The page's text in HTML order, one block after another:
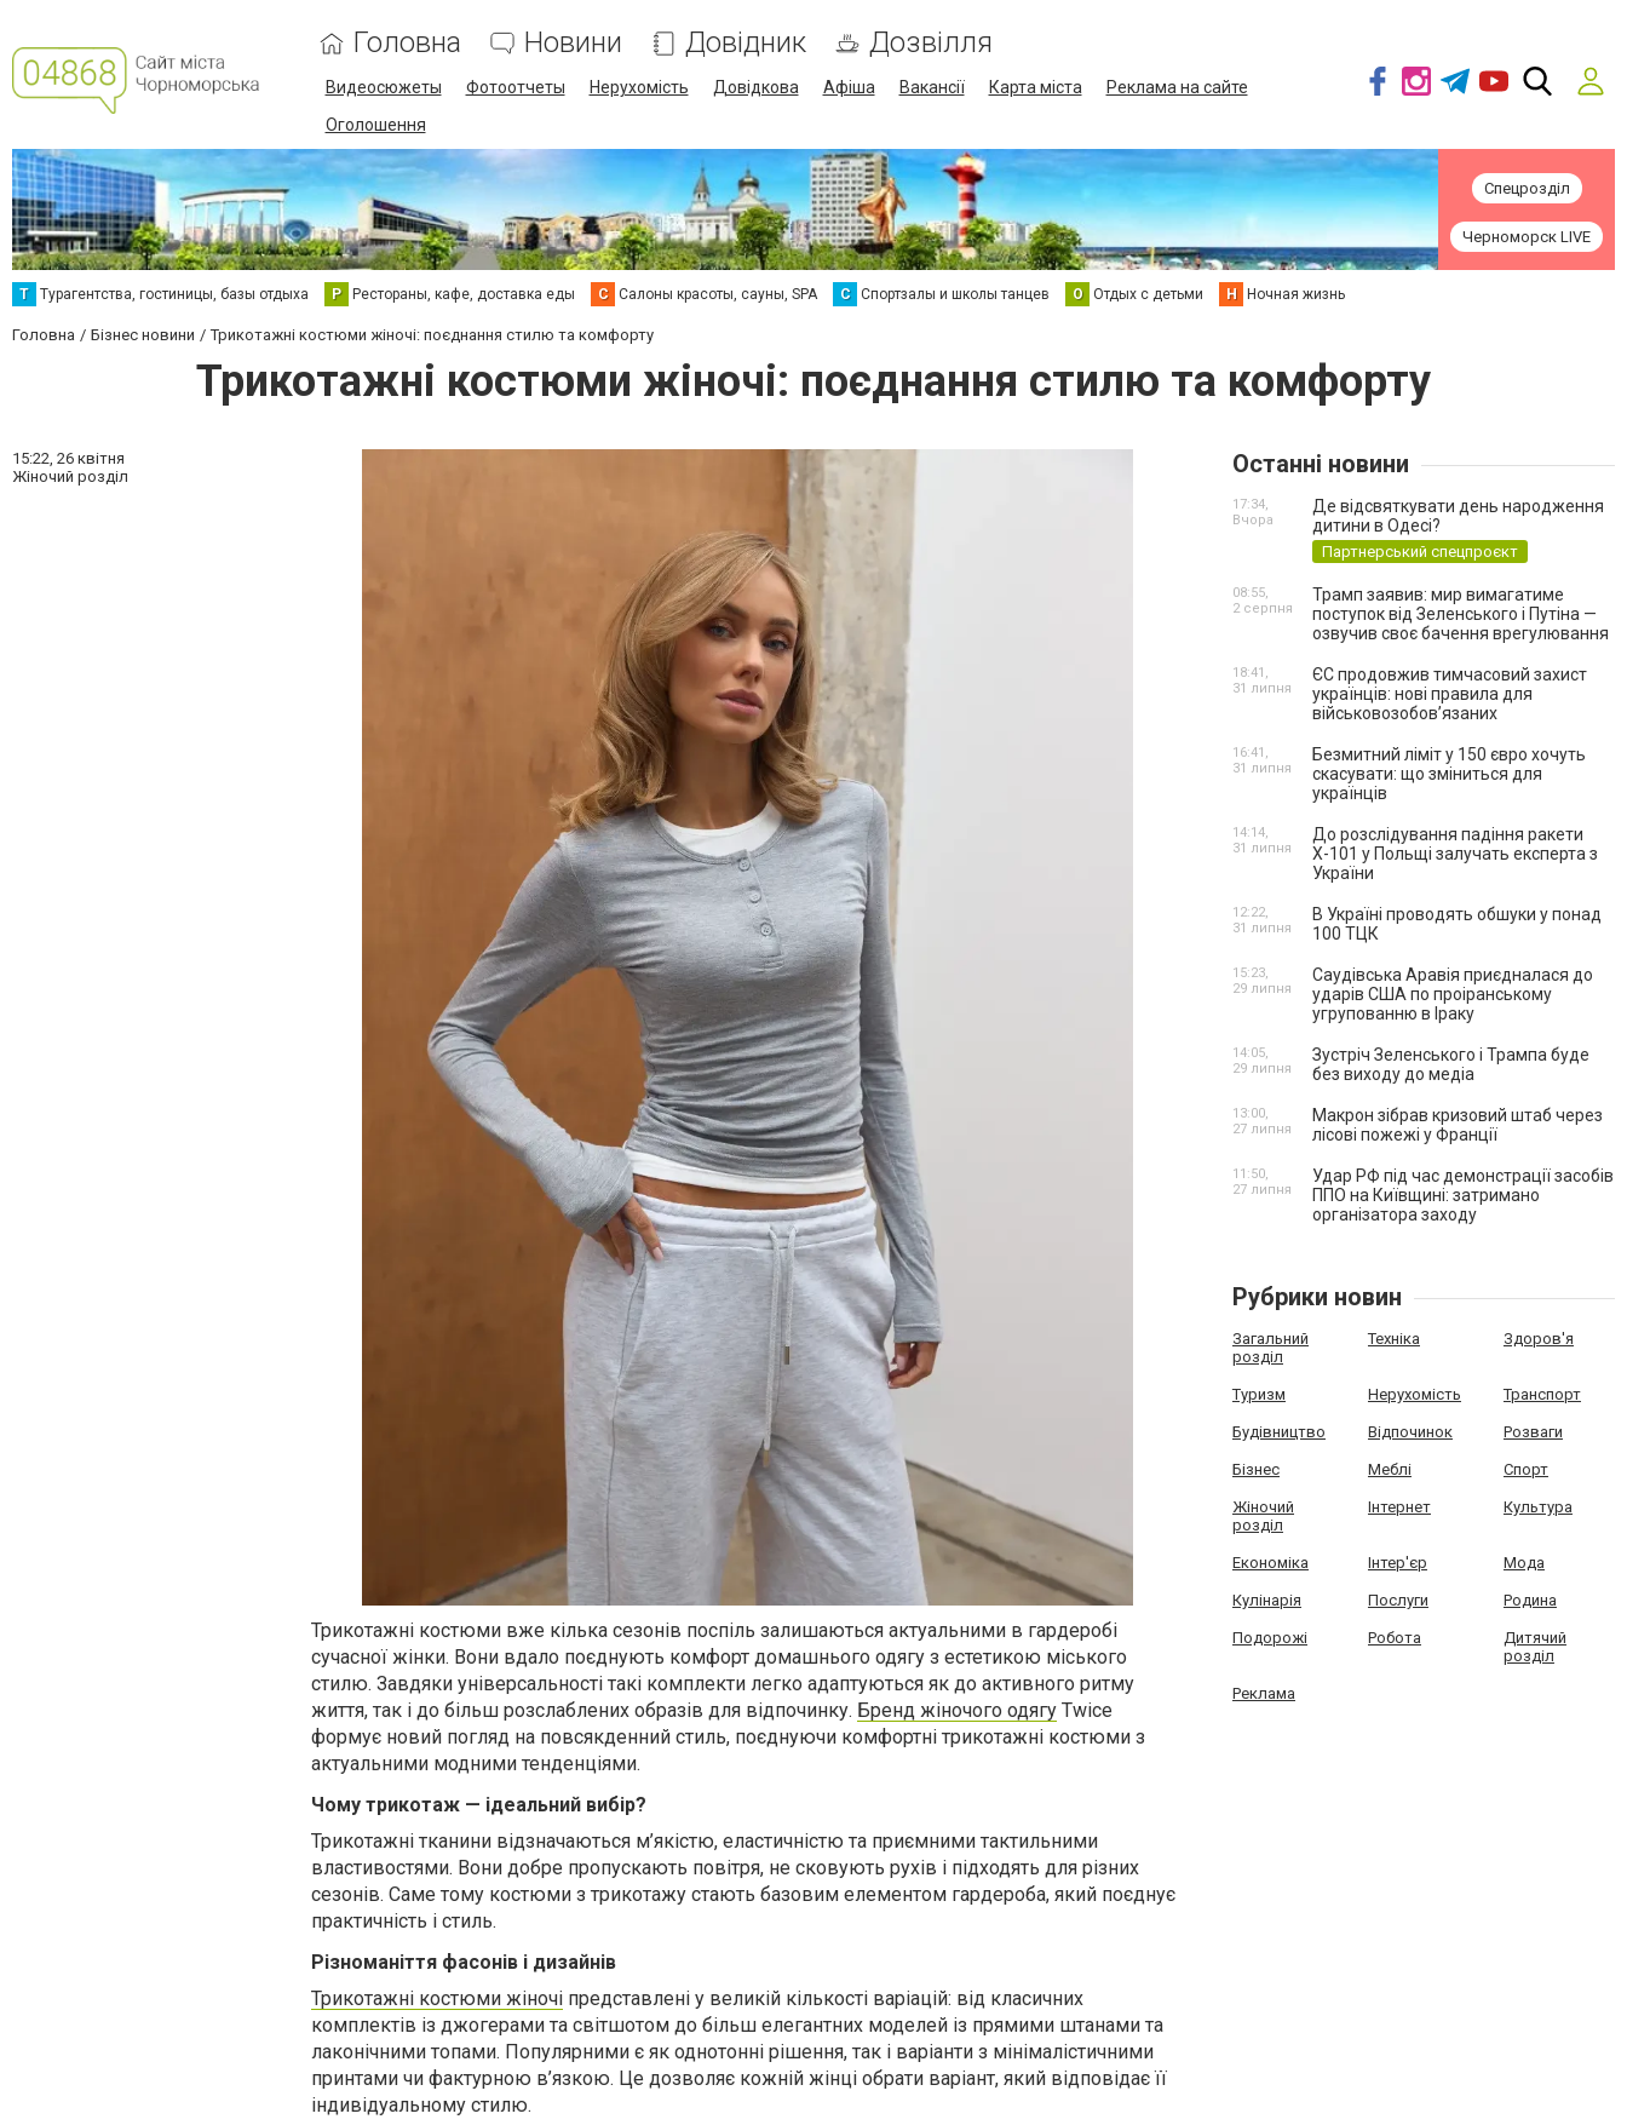
Головна Новини Довідник Дозвілля
Видеосюжеты Фотоотчеты Нерухомість Довідкова Афіша Вакансії Карта міста
Реклама на сайте
Оголошення
Спецрозділ
Черноморск LIVE
Т Турагентства, гостиницы, базы отдыха Р Рестораны, кафе, доставка еды С Салоны красоты, сауны, SPA С Спортзалы и школы танцев О Отдых с детьми Н Ночная жизнь
Головна Бізнес новини Трикотажні костюми жіночі: поєднання стилю та комфорту
Трикотажні костюми жіночі: поєднання стилю та комфорту
15:22, 26 квітня
Жіночий розділ
Трикотажні костюми вже кілька сезонів поспіль залишаються актуальними в гардеробі
сучасної жінки. Вони вдало поєднують комфорт домашнього одягу з естетикою міського
стилю. Завдяки універсальності такі комплекти легко адаптуються як до активного ритму
життя, так і до більш розслаблених образів для відпочинку. Бренд жіночого одягу Twice
формує новий погляд на повсякденний стиль, поєднуючи комфортні трикотажні костюми з
актуальними модними тенденціями.
Чому трикотаж — ідеальний вибір?
Трикотажні тканини відзначаються м’якістю, еластичністю та приємними тактильними
властивостями. Вони добре пропускають повітря, не сковують рухів і підходять для різних
сезонів. Саме тому костюми з трикотажу стають базовим елементом гардероба, який поєднує
практичність і стиль.
Різноманіття фасонів і дизайнів
Трикотажні костюми жіночі представлені у великій кількості варіацій: від класичних
комплектів із джогерами та світшотом до більш елегантних моделей із прямими штанами та
лаконічними топами. Популярними є як однотонні рішення, так і варіанти з мінімалістичними
принтами чи фактурною в’язкою. Це дозволяє кожній жінці обрати варіант, який відповідає її
індивідуальному стилю.
Останні новини
Де відсвяткувати день народження
дитини в Одесі?
Партнерський спецпроєкт
17:34,
Вчора
Трамп заявив: мир вимагатиме
поступок від Зеленського і Путіна —
озвучив своє бачення врегулювання
08:55,
2 серпня
ЄС продовжив тимчасовий захист
українців: нові правила для
військовозобов’язаних
18:41,
31 липня
Безмитний ліміт у 150 євро хочуть
скасувати: що зміниться для
українців
16:41,
31 липня
До розслідування падіння ракети
Х-101 у Польщі залучать експерта з
України
14:14,
31 липня
В Україні проводять обшуки у понад
100 ТЦК
12:22,
31 липня
Саудівська Аравія приєдналася до
ударів США по проіранському
угрупованню в Іраку
15:23,
29 липня
Зустріч Зеленського і Трампа буде
без виходу до медіа
14:05,
29 липня
Макрон зібрав кризовий штаб через
лісові пожежі у Франції
13:00,
27 липня
Удар РФ під час демонстрації засобів
ППО на Київщині: затримано
організатора заходу
11:50,
27 липня
Рубрики новин
Загальний
розділ
Техніка Здоров'я
Туризм Нерухомість Транспорт
Будівництво Відпочинок Розваги
Бізнес Меблі Спорт
Жіночий
розділ
Інтернет Культура
Економіка Інтер'єр Мода
Кулінарія Послуги Родина
Подорожі Робота
Дитячий
розділ
Реклама